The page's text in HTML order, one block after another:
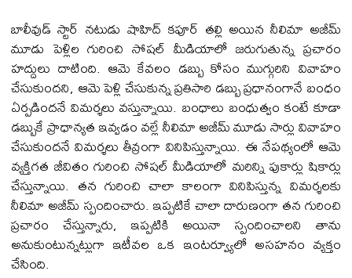
బాలీవుడ్‌ స్టార్‌ నటుడు షాహిద్‌ కపూర్ తల్లి అయిన నీలిమా అజీమ్‌
మూడు పెళ్లిల గురించి సోషల్‌ మీడియాలో జరుగుతున్న ప్రచారం
హద్దులు దాటింది. ఆమె కేవలం డబ్బు కోసం ముగ్గురిని వివాహం
చేసుకుందని, ఆమె పెళ్లి చేసుకున్న ప్రతిసారి డబ్బు ప్రధానంగానే బంధం
ఏర్పడిందనే విమర్శలు వస్తున్నాయి. బంధాలు బంధుత్వం కంటే కూడా
డబ్బుకే ప్రాధాన్యత ఇవ్వడం వల్లే నీలిమా అజీమ్‌ మూడు సార్లు వివాహం
చేసుకుందనే విమర్శలు తీవ్రంగా వినిపిస్తున్నాయి. ఈ నేపథ్యంలో ఆమె
వ్యక్తిగత జీవితం గురించి సోషల్‌ మీడియాలో మరిన్ని పుకార్లు షికార్లు
చేస్తున్నాయి. తన గురించి చాలా కాలంగా వినిపిస్తున్న విమర్శలకు
నీలిమా అజీమ్‌ స్పందించారు. ఇప్పటికే చాలా దారుణంగా తన గురించి
ప్రచారం చేస్తున్నారు, ఇప్పటికి అయినా స్పందించాలని తాను
అనుకుంటున్నట్లుగా ఇటీవల ఒక ఇంటర్వ్యూలో అసహనం వ్యక్తం
చేసింది.